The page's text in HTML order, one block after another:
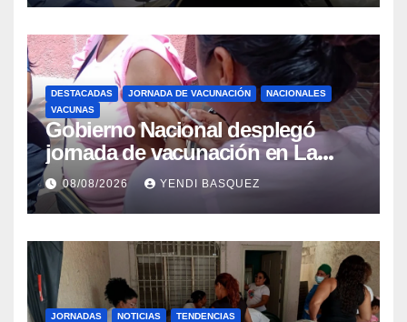
DESTACADAS JORNADA DE VACUNACIÓN
NACIONALES
VACUNAS
Gobierno Nacional desplegó
jornada de vacunación en La
Guaira para garantizar protección
epidemiológica
08/08/2026 YENDI BASQUEZ
JORNADAS NOTICIAS TENDENCIAS